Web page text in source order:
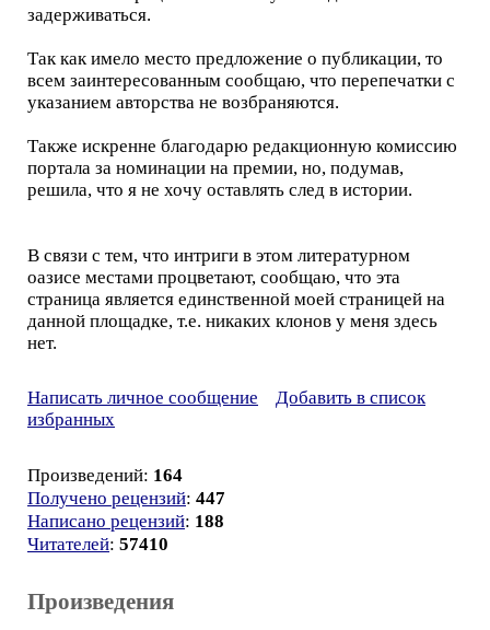
задерживаться.
Так как имело место предложение о публикации, то
всем заинтересованным сообщаю, что перепечатки с
указанием авторства не возбраняются.
Также искренне благодарю редакционную комиссию
портала за номинации на премии, но, подумав,
решила, что я не хочу оставлять след в истории.
В связи с тем, что интриги в этом литературном
оазисе местами процветают, сообщаю, что эта
страница является единственной моей страницей на
данной площадке, т.е. никаких клонов у меня здесь
нет.
Написать личное сообщение
Добавить в список
избранных
Произведений: 164
Получено рецензий: 447
Написано рецензий: 188
Читателей: 57410
Произведения